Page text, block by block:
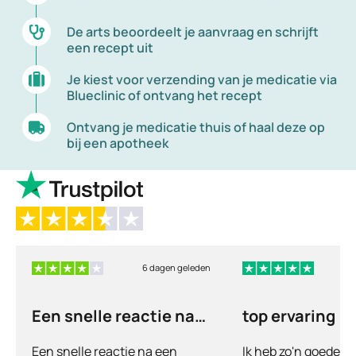
De arts beoordeelt je aanvraag en schrijft
een recept uit
Je kiest voor verzending van je medicatie via
Blueclinic of ontvang het recept
Ontvang je medicatie thuis of haal deze op
bij een apotheek
6 dagen geleden
Een snelle reactie na
Een snelle reactie na een
top ervaring
Ik heb zo'n goede